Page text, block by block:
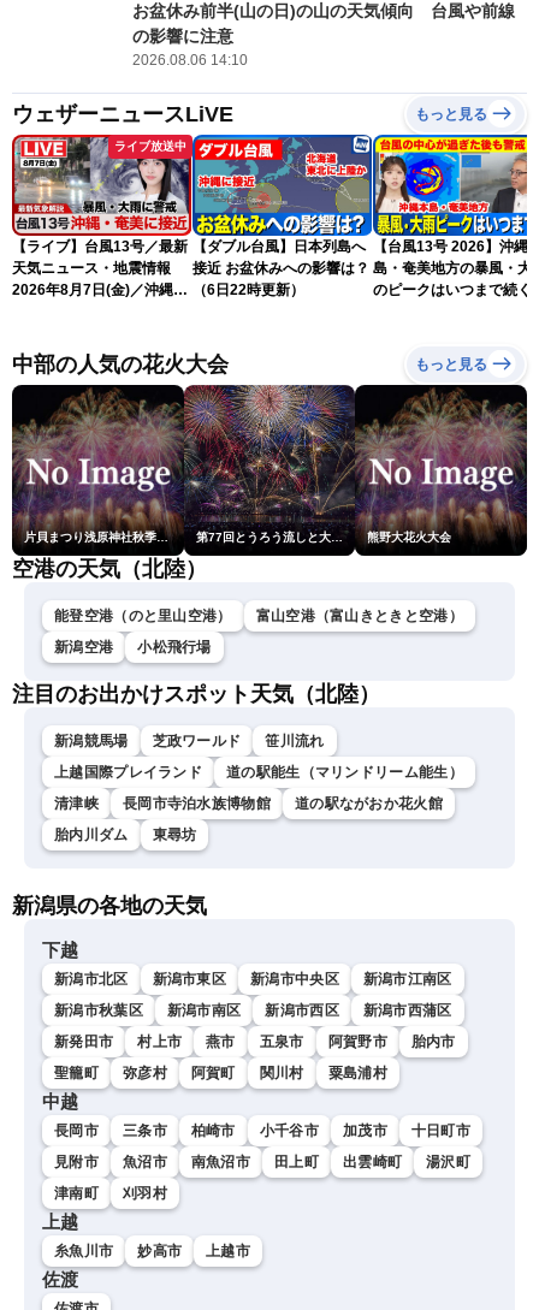
お盆休み前半(山の日)の山の天気傾向 台風や前線
の影響に注意
2026.08.06 14:10
ウェザーニュースLiVE もっと見る
ライブ放送中
【ライブ】台風13号／最新
天気ニュース・地震情報
2026年8月7日(金)／沖縄・
スLiVEモーニング・松本真
央／有賀哲夫〉
【ダブル台風】日本列島へ
接近 お盆休みへの影響は？
（6日22時更新）
【台風13号 2026】沖縄
島・奄美地方の暴風・大
のピークはいつまで続く
中部の人気の花火大会 もっと見る
片貝まつり浅原神社秋季例大祭奉納大煙火 第77回とうろう流しと大花火大会 熊野大花火大会
空港の天気（北陸）
能登空港（のと里山空港）
富山空港（富山きときと空港）
新潟空港
小松飛行場
注目のお出かけスポット天気（北陸）
新潟競馬場 芝政ワールド
笹川流れ
上越国際プレイランド
道の駅能生（マリンドリーム能生）
清津峡
長岡市寺泊水族博物館
道の駅ながおか花火館
胎内川ダム
東尋坊
新潟県の各地の天気
下越
新潟市北区 新潟市東区 新潟市中央区
新潟市江南区
新潟市秋葉区
新潟市南区 新潟市西区
新潟市西蒲区
新発田市
村上市 燕市 五泉市 阿賀野市
胎内市
聖籠町
弥彦村 阿賀町 関川村 粟島浦村
中越
長岡市 三条市 柏崎市 小千谷市 加茂市
十日町市
見附市
魚沼市 南魚沼市 田上町 出雲崎町
湯沢町
津南町
刈羽村
上越
糸魚川市 妙高市 上越市
佐渡